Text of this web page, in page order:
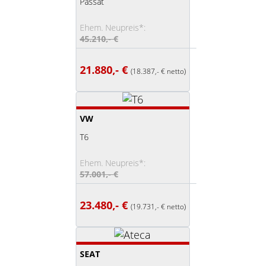
Ehem. Neupreis*:
45.210,- €
21.880,- € (18.387,- € netto)
VW
T6
Ehem. Neupreis*:
57.001,- €
23.480,- € (19.731,- € netto)
SEAT